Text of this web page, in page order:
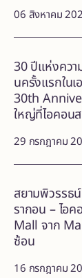
06 สิงหาคม
29 กรกฎาคม
30 ปีแห่งควา
นครั้งแรกใน
30th
ใหญ่ที่ไอคอน
16 กรกฎาคม
สยามพิวรรธ
รากอน – ไอ
Mall จาก
ซ้อน